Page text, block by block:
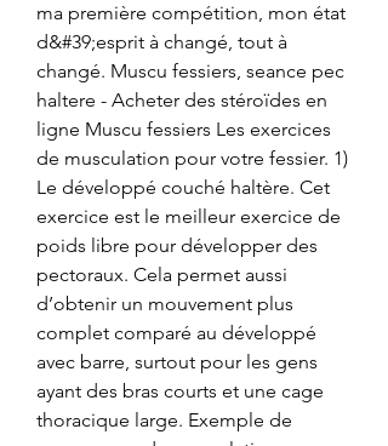
ma première compétition, mon état
d&#39;esprit à changé, tout à
changé. Muscu fessiers, seance pec
haltere - Acheter des stéroïdes en
ligne Muscu fessiers Les exercices
de musculation pour votre fessier. 1)
Le développé couché haltère. Cet
exercice est le meilleur exercice de
poids libre pour développer des
pectoraux. Cela permet aussi
d’obtenir un mouvement plus
complet comparé au développé
avec barre, surtout pour les gens
ayant des bras courts et une cage
thoracique large. Exemple de